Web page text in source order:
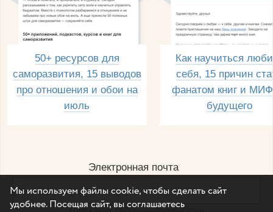
50+ ресурсов для
саморазвития, 15 выводов
про отношения и обои на
июль
Как научиться
себя, 15 причин
фанатом книг и
будущего
Электронная почта
Мы используем файлы cookie, чтобы сделать сайт
удобнее. Посещая сайт, вы соглашаетесь